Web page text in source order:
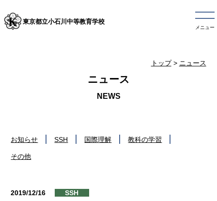
東京都立小石川中等教育学校
メニュー
トップ> ニュース
ニュース
お知らせ SSH 国際理解 教科の学習
その他
2019/12/16 SSH